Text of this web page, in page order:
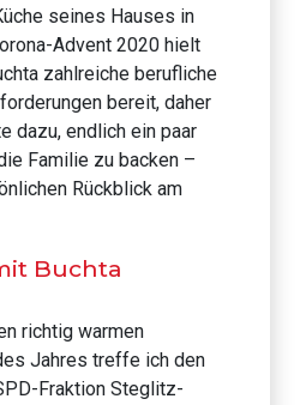
seines Hauses in
Advent 2020 hielt
zahlreiche berufliche
bereit, daher
dazu, endlich ein paar
Familie zu backen –
Rückblick am
Buchta
richtig warmen
Jahres treffe ich den
Fraktion Steglitz-